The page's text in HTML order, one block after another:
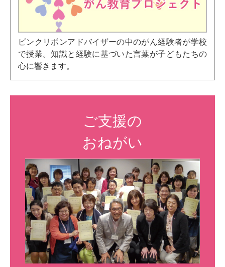
ピンクリボンアドバイザーの中のがん経験者が学校
で授業。知識と経験に基づいた言葉が子どもたちの
心に響きます。
ご支援の
おねがい